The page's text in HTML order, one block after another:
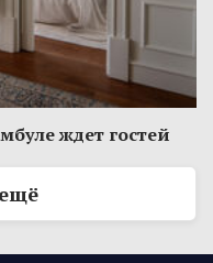
ждет гостей